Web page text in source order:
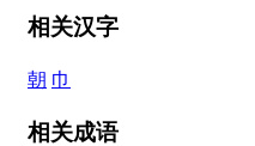
相关汉字
朝 巾
相关成语